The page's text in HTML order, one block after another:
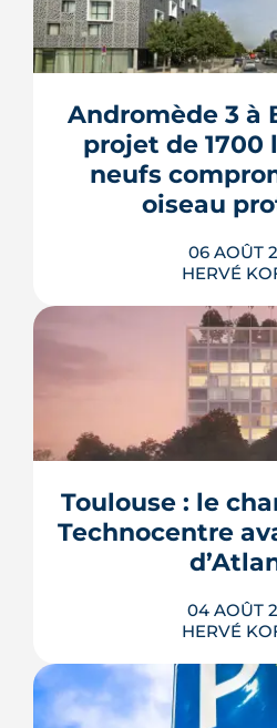
Andromède 3 à
projet de 1700
neufs
oiseau
06 AOÛT
HERVÉ
La troisième et
l'écoquartier
près de 1 700
protégé, la cisticole
fortement le plan
repousse un
LIRE
Toulouse : le
Technocentre
04 AOÛT
HERVÉ